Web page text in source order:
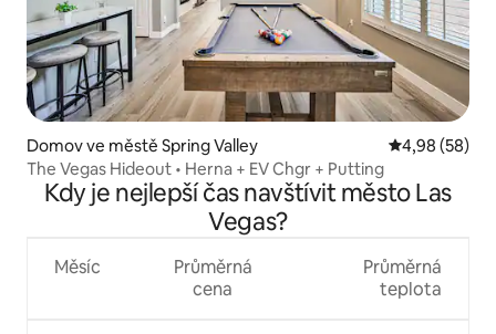
Domov ve městě Spring Valley Průměrné
4,98 (58)
The Vegas Hideout • Herna + EV Chgr + Putting
Kdy je nejlepší čas navštívit město Las
Vegas?
Měsíc
Průměrná
cena
Průměrná
teplota